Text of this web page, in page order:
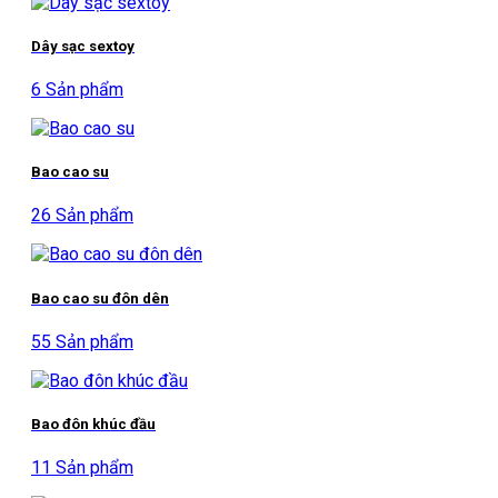
Dây sạc sextoy
6 Sản phẩm
Bao cao su
26 Sản phẩm
Bao cao su đôn dên
55 Sản phẩm
Bao đôn khúc đầu
11 Sản phẩm